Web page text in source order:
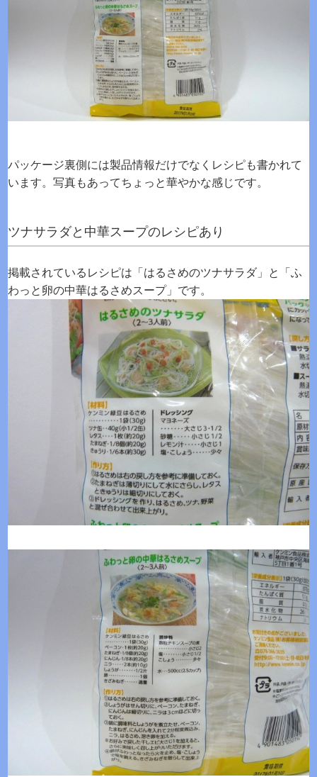
パッケージ裏側には製品情報だけでなくレシピも書かれて
います。写真もあってちょっと華やかな感じです。
ツナサラダと中華スープのレシピあり
掲載されているレシピは「はるさめのツナサラダ」と「ふ
わっと卵の中華はるさめスープ」です。